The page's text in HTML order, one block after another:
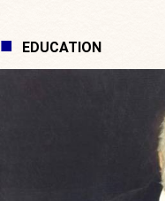
EDUCATION